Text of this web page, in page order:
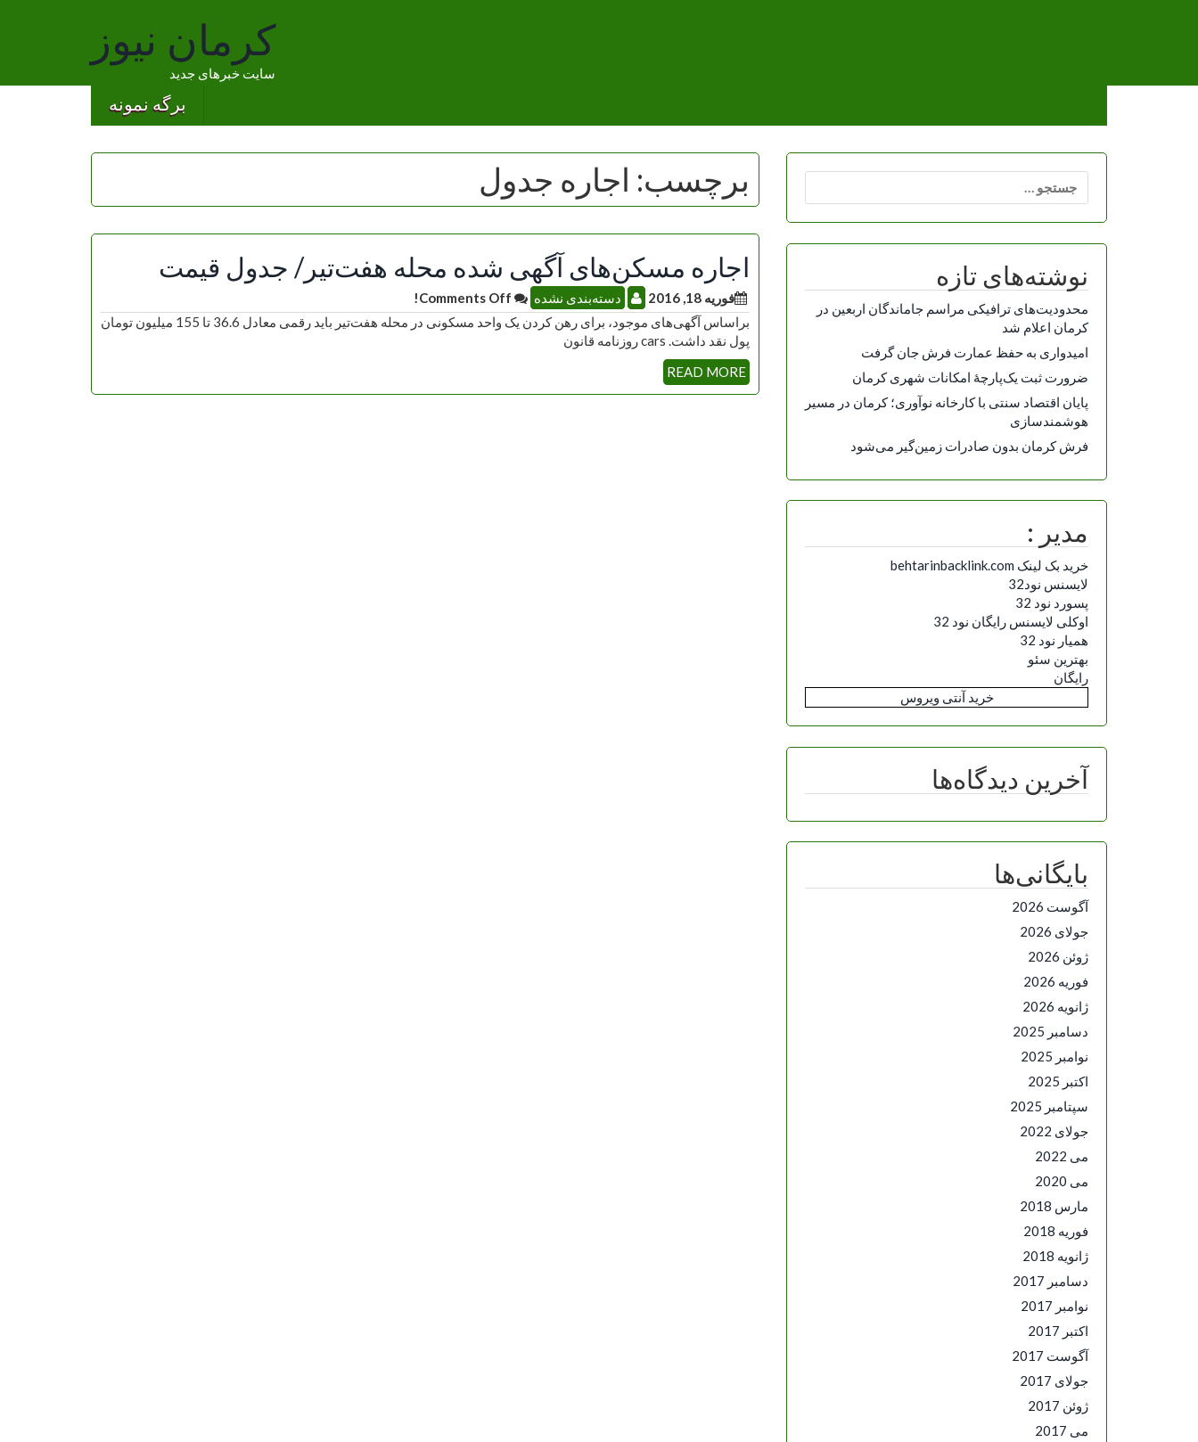
کرمان نیوز
سایت خبرهای جدید
برگه نمونه
برچسب: اجاره جدول
اجاره مسکن‌های آگهی شده محله هفت‌تیر/ جدول قیمت
فوریه 18, 2016 دسته‌بندی نشده
براساس آگهی‌های موجود، برای رهن کردن یک واحد مسکونی در محله هفت‌تیر باید رقمی معادل 36.6 تا 155 میلیون تومان
پول نقد داشت. cars روزنامه قانون
READ MORE
برای:
نوشته‌های تازه
محدودیت‌های ترافیکی مراسم جاماندگان اربعین در
کرمان اعلام شد
امیدواری به حفظ عمارت فرش جان گرفت
ضرورت ثبت یک‌پارچۀ امکانات شهری کرمان
پایان اقتصاد سنتی با کارخانه نوآوری؛ کرمان در مسیر
هوشمندسازی
فرش کرمان بدون صادرات زمین‌گیر می‌شود
مدیر :
خرید بک لینک behtarinbacklink.com
لایسنس نود32
پسورد نود 32
اوکلی لایسنس رایگان نود 32
همیار نود 32
بهترین سئو
رایگان
خرید آنتی ویروس
آخرین دیدگاه‌ها
بایگانی‌ها
آگوست 2026
جولای 2026
ژوئن 2026
فوریه 2026
ژانویه 2026
دسامبر 2025
نوامبر 2025
اکتبر 2025
سپتامبر 2025
جولای 2022
می 2022
می 2020
مارس 2018
فوریه 2018
ژانویه 2018
دسامبر 2017
نوامبر 2017
اکتبر 2017
آگوست 2017
جولای 2017
ژوئن 2017
می 2017